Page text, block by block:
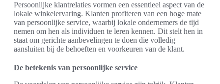
Persoonlijke klantrelaties vormen een essentieel aspect van de
lokale winkelervaring. Klanten profiteren van een hoge mate
van persoonlijke service, waarbij lokale ondernemers de tijd
nemen om hen als individuen te leren kennen. Dit stelt hen in
staat om gerichte aanbevelingen te doen die volledig
aansluiten bij de behoeften en voorkeuren van de klant.
De betekenis van persoonlijke service